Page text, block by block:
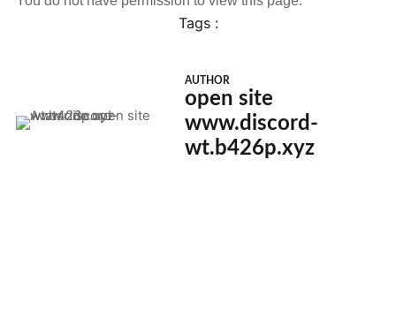
Tags :
AUTHOR
open site
www.discord-
wt.b426p.xyz